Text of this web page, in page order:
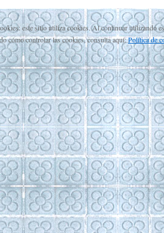
este sitio utiliza cookies. Al continuar utilizando
cómo controlar las cookies, consulta aquí:Política de